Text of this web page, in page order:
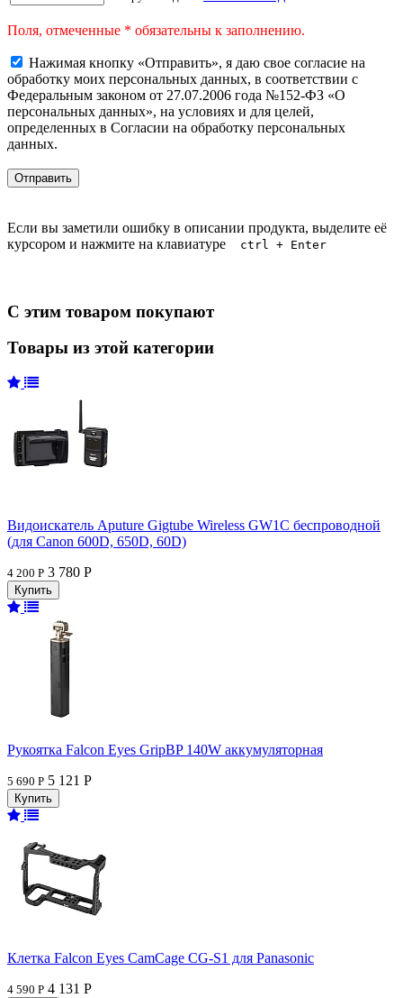
Поля, отмеченные * обязательны к заполнению.
Нажимая кнопку «Отправить», я даю свое согласие на
обработку моих персональных данных, в соответствии с
Федеральным законом от 27.07.2006 года №152-ФЗ «О
персональных данных», на условиях и для целей,
определенных в Согласии на обработку персональных
данных.
Если вы заметили ошибку в описании продукта, выделите её
курсором и нажмите на клавиатуре
ctrl + Enter
С этим товаром покупают
Товары из этой категории
Видоискатель Aputure Gigtube Wireless GW1C беспроводной
(для Canon 600D, 650D, 60D)
4 200 Р 3 780 Р
Рукоятка Falcon Eyes GripBP 140W аккумуляторная
5 690 Р 5 121 Р
Клетка Falcon Eyes CamCage CG-S1 для Panasonic
4 590 Р 4 131 Р